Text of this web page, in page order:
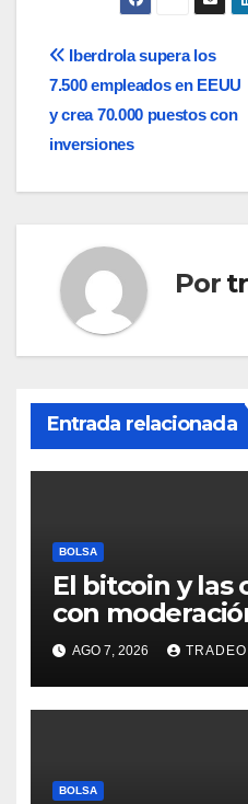
Navegación
de
entradas
Iberdrola supera los
7.500 empleados en EEUU
y crea 70.000 puestos con
inversiones
Por
Entrada relacionada
BOLSA
El bitcoin y las
con
incertidumbre
Medio
AGO 7, 2026 TRADEO
BOLSA